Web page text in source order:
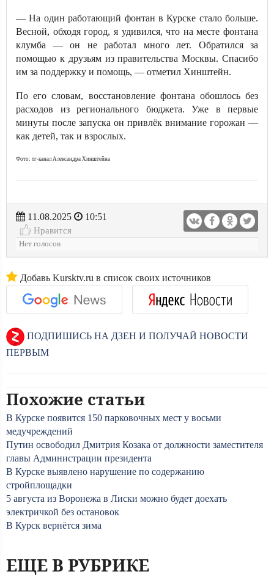
— На один работающий фонтан в Курске стало больше.
Весной, обходя город, я удивился, что на месте фонтана
клумба — он не работал много лет. Обратился за
помощью к друзьям из правительства Москвы. Спасибо
им за поддержку и помощь, — отметил Хинштейн.
По его словам, восстановление фонтана обошлось без
расходов из регионального бюджета. Уже в первые
минуты после запуска он привлёк внимание горожан —
как детей, так и взрослых.
Фото: тг-канал Александра Хинштейна
11.08.2025
10:51
Нравится
Нет голосов
Добавь Kursktv.ru в список своих источников
ПОДПИШИСЬ НА ДЗЕН И ПОЛУЧАЙ НОВОСТИ
ПЕРВЫМ
Похожие статьи
В Курске появится 150 парковочных мест у восьми
медучреждений
Путин освободил Дмитрия Козака от должности заместителя
главы Администрации президента
В Курске выявлено нарушение по содержанию
стройплощадки
5 августа из Воронежа в Лиски можно будет доехать
электричкой без остановок
В Курск вернётся зима
ЕЩЕ В РУБРИКЕ